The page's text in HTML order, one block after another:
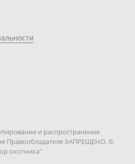
и распространение
Правообладателя ЗАПРЕЩЕНО. ©
охотника"